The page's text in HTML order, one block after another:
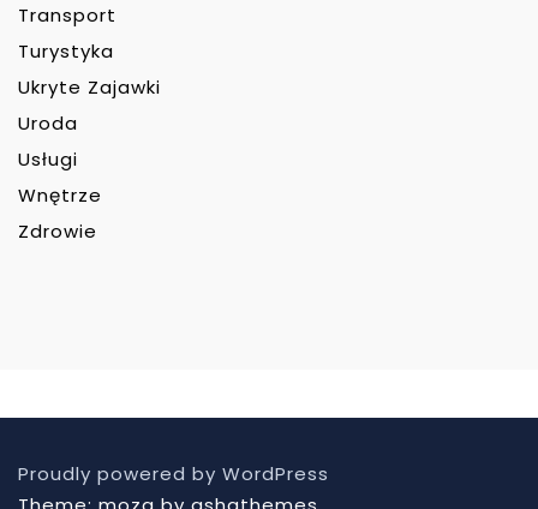
Transport
Turystyka
Ukryte Zajawki
Uroda
Usługi
Wnętrze
Zdrowie
Proudly powered by WordPress